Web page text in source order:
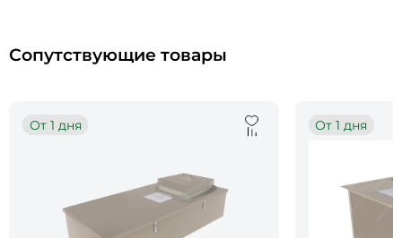
Сопутствующие товары
От 1 дня От 1 дня